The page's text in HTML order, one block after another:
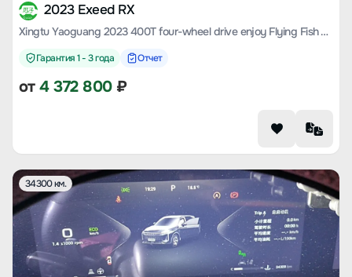
2023 Exeed RX
Xingtu Yaoguang 2023 400T four-wheel drive enjoy Flying Fish Version
Гарантия 1 - 3 года Отчет
от4 372 800₽
34300 км.